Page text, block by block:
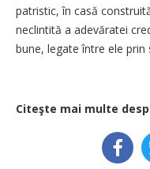
patristic, în casă
neclintită a adevăratei
bune, legate între ele prin
Citeşte mai multe